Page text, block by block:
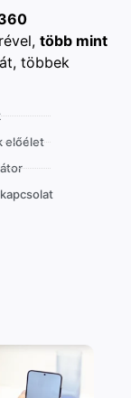
több mint
többek
előélet